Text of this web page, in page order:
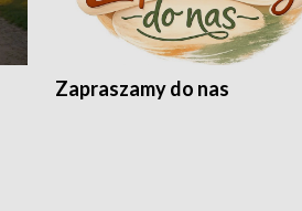
Zapraszamy do nas